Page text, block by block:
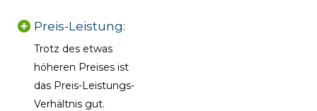
Preis-Leistung:
Trotz des etwas
höheren Preises ist
das Preis-Leistungs-
Verhältnis gut.